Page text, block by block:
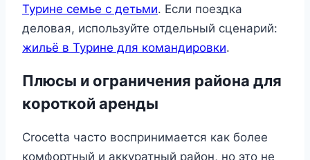
Турине семье с детьми. Если поездка
деловая, используйте отдельный сценарий:
жильё в Турине для командировки.
Плюсы и ограничения района для
короткой аренды
Crocetta часто воспринимается как более
комфортный и аккуратный район, но это не